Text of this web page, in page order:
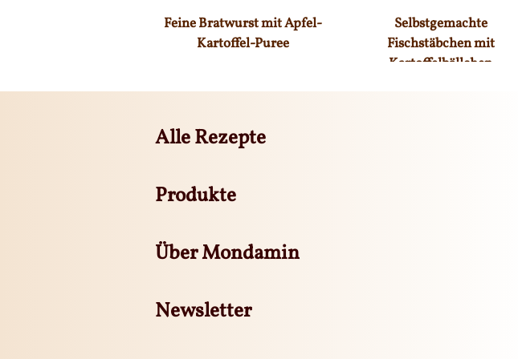
Feine Bratwurst mit Apfel-
Kartoffel-Puree
Selbstgemachte
Fischstäbchen mit
Kartoffelbällchen
Alle Rezepte
Produkte
Über Mondamin
Newsletter